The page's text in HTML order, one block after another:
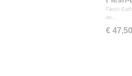
Flesh-
as…
€ 47,50